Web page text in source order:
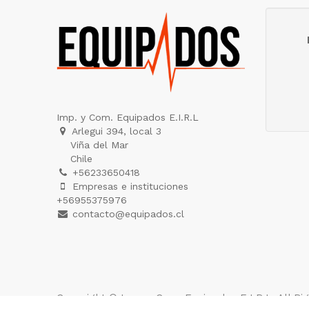
Imp. y Com. Equipados E.I.R.L
Arlegui 394, local 3
Viña del Mar
Chile
+56233650418
Empresas e instituciones
+56955375976
contacto@equipados.cl
Copyright © Imp. y Com. Equipados E.I.R.L . All